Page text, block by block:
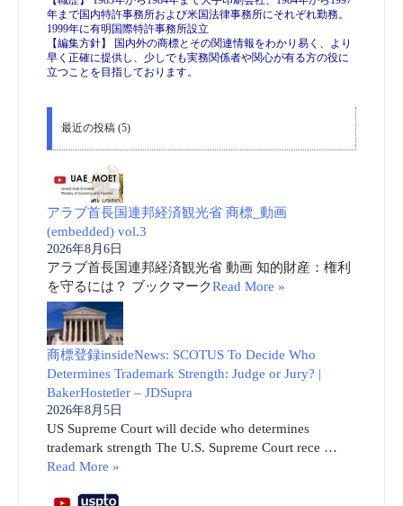
年まで国内特許事務所および米国法律事務所にそれぞれ勤務。
1999年に有明国際特許事務所設立
【編集方針】 国内外の商標とその関連情報をわかり易く、より
早く正確に提供し、少しでも実務関係者や関心が有る方の役に
立つことを目指しております。
最近の投稿 (5)
アラブ首長国連邦経済観光省 商標_動画
(embedded) vol.3
2026年8月6日
アラブ首長国連邦経済観光省 動画 知的財産：権利
を守るには？ ブックマークRead More »
商標登録insideNews: SCOTUS To Decide Who
Determines Trademark Strength: Judge or Jury? |
BakerHostetler – JDSupra
2026年8月5日
US Supreme Court will decide who determines
trademark strength The U.S. Supreme Court rece …
Read More »